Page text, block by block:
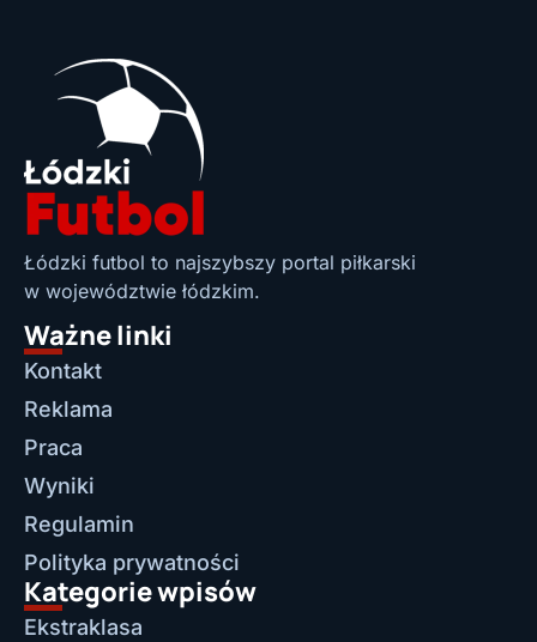
Łódzki futbol to najszybszy portal piłkarski
w województwie łódzkim.
Ważne linki
Kontakt
Reklama
Praca
Wyniki
Regulamin
Polityka prywatności
Kategorie wpisów
Ekstraklasa